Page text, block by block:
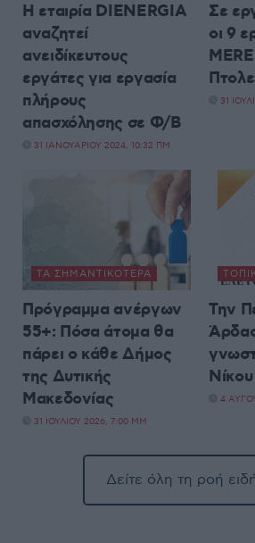
Η εταιρία DIENERGIA
αναζητεί
ανειδίκευτους
εργάτες για εργασία
πλήρους
απασχόλησης σε Φ/Β
31 ΙΑΝΟΥΑΡΊΟΥ 2024, 10:32 ΠΜ
Σε
οι 9
31
ΤΑ ΣΗΜΑΝΤΙΚΟΤΕΡΑ
Πρόγραμμα ανέργων
55+: Πόσα άτομα θα
πάρει ο κάθε Δήμος
της Δυτικής
Μακεδονίας
31 ΙΟΥΛΊΟΥ 2026, 7:00 ΜΜ
Την
4
Δείτε όλη τη ροή